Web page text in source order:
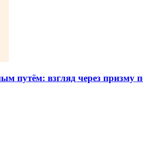
путём: взгляд через призму